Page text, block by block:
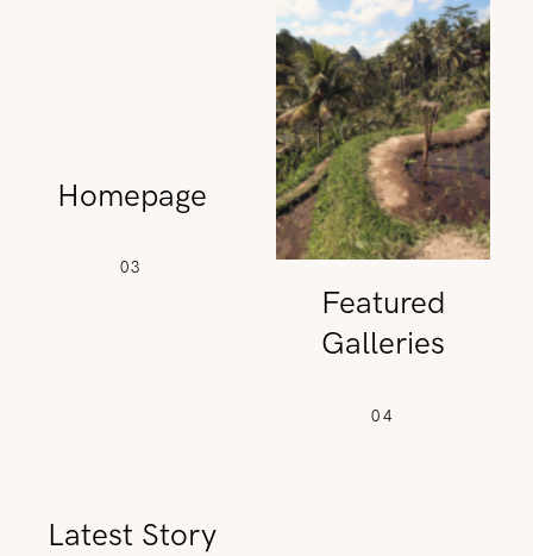
04
03
Latest Story
Homepage
Featured
Galleries
REISETIPPS
SHOP
KONTAKT